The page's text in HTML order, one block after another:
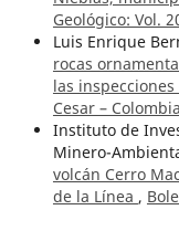
Geológico: Vol.
Luis Enrique
rocas
las
Cesar – Colombia
Instituto de
Minero-
volcán Cerro
de la Línea ,